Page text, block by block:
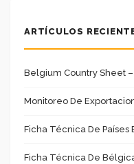
ARTÍCULOS
Belgium Country Sheet –
Monitoreo De
Ficha Técnica De Países
Ficha Técnica De